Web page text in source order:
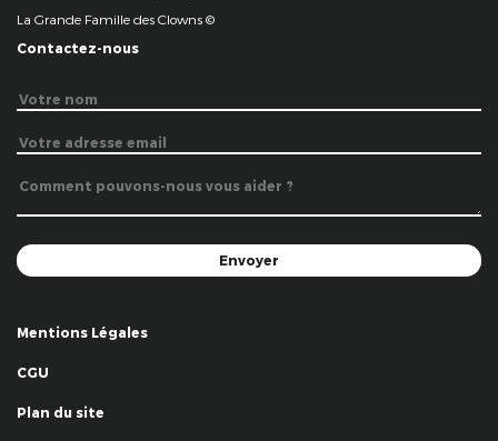
La Grande Famille des Clowns ©
Contactez-nous
Mentions Légales
CGU
Plan du site